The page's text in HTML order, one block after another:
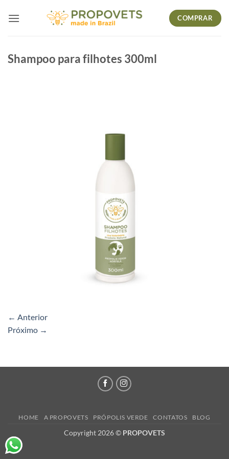
COMPRAR
Shampoo para filhotes 300ml
← Anterior
Próximo →
HOME A PROPOVETS PRÓPOLIS VERDE CONTATOS BLOG
Copyright 2026 © PROPOVETS